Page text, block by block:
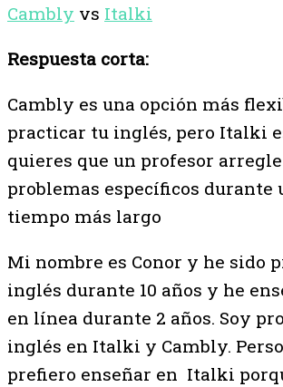
Cambly vs Italki
Respuesta corta:
Cambly es una opción más
practicar tu inglés, pero Italki
quieres que un profesor
problemas específicos durante
tiempo más largo
Mi nombre es Conor y he sido
inglés durante 10 años y he
en línea durante 2 años. Soy
inglés en Italki y Cambly.
prefiero enseñar en Italki